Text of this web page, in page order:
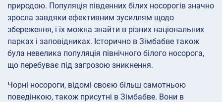
природою. Популяція південних білих носорогів значно
зросла завдяки ефективним зусиллям щодо
збереження, і їх можна знайти в різних національних
парках і заповідниках. Історично в Зімбабве також
була невелика популяція північного білого носорога,
що перебуває під загрозою зникнення.
Чорні носороги, відомі своєю більш самотньою
поведінкою, також присутні в Зімбабве. Вони в